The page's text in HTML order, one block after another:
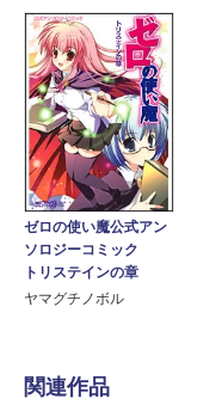
ゼロの使い魔公式アン
ソロジーコミック
トリステインの章
ヤマグチノボル
関連作品